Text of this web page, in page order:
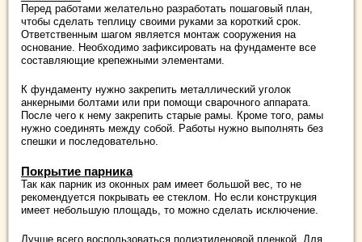
Перед работами желательно разработать пошаговый план,
чтобы сделать теплицу своими руками за короткий срок.
Ответственным шагом является монтаж сооружения на
основание. Необходимо зафиксировать на фундаменте все
составляющие крепежными элементами.
К фундаменту нужно закрепить металлический уголок
анкерными болтами или при помощи сварочного аппарата.
После чего к нему закрепить старые рамы. Кроме того, рамы
нужно соединять между собой. Работы нужно выполнять без
спешки и последовательно.
Покрытие парника
Так как парник из оконных рам имеет большой вес, то не
рекомендуется покрывать ее стеклом. Но если конструкция
имеет небольшую площадь, то можно сделать исключение.
Лучше всего воспользоваться полиэтиленовой пленкой. Для